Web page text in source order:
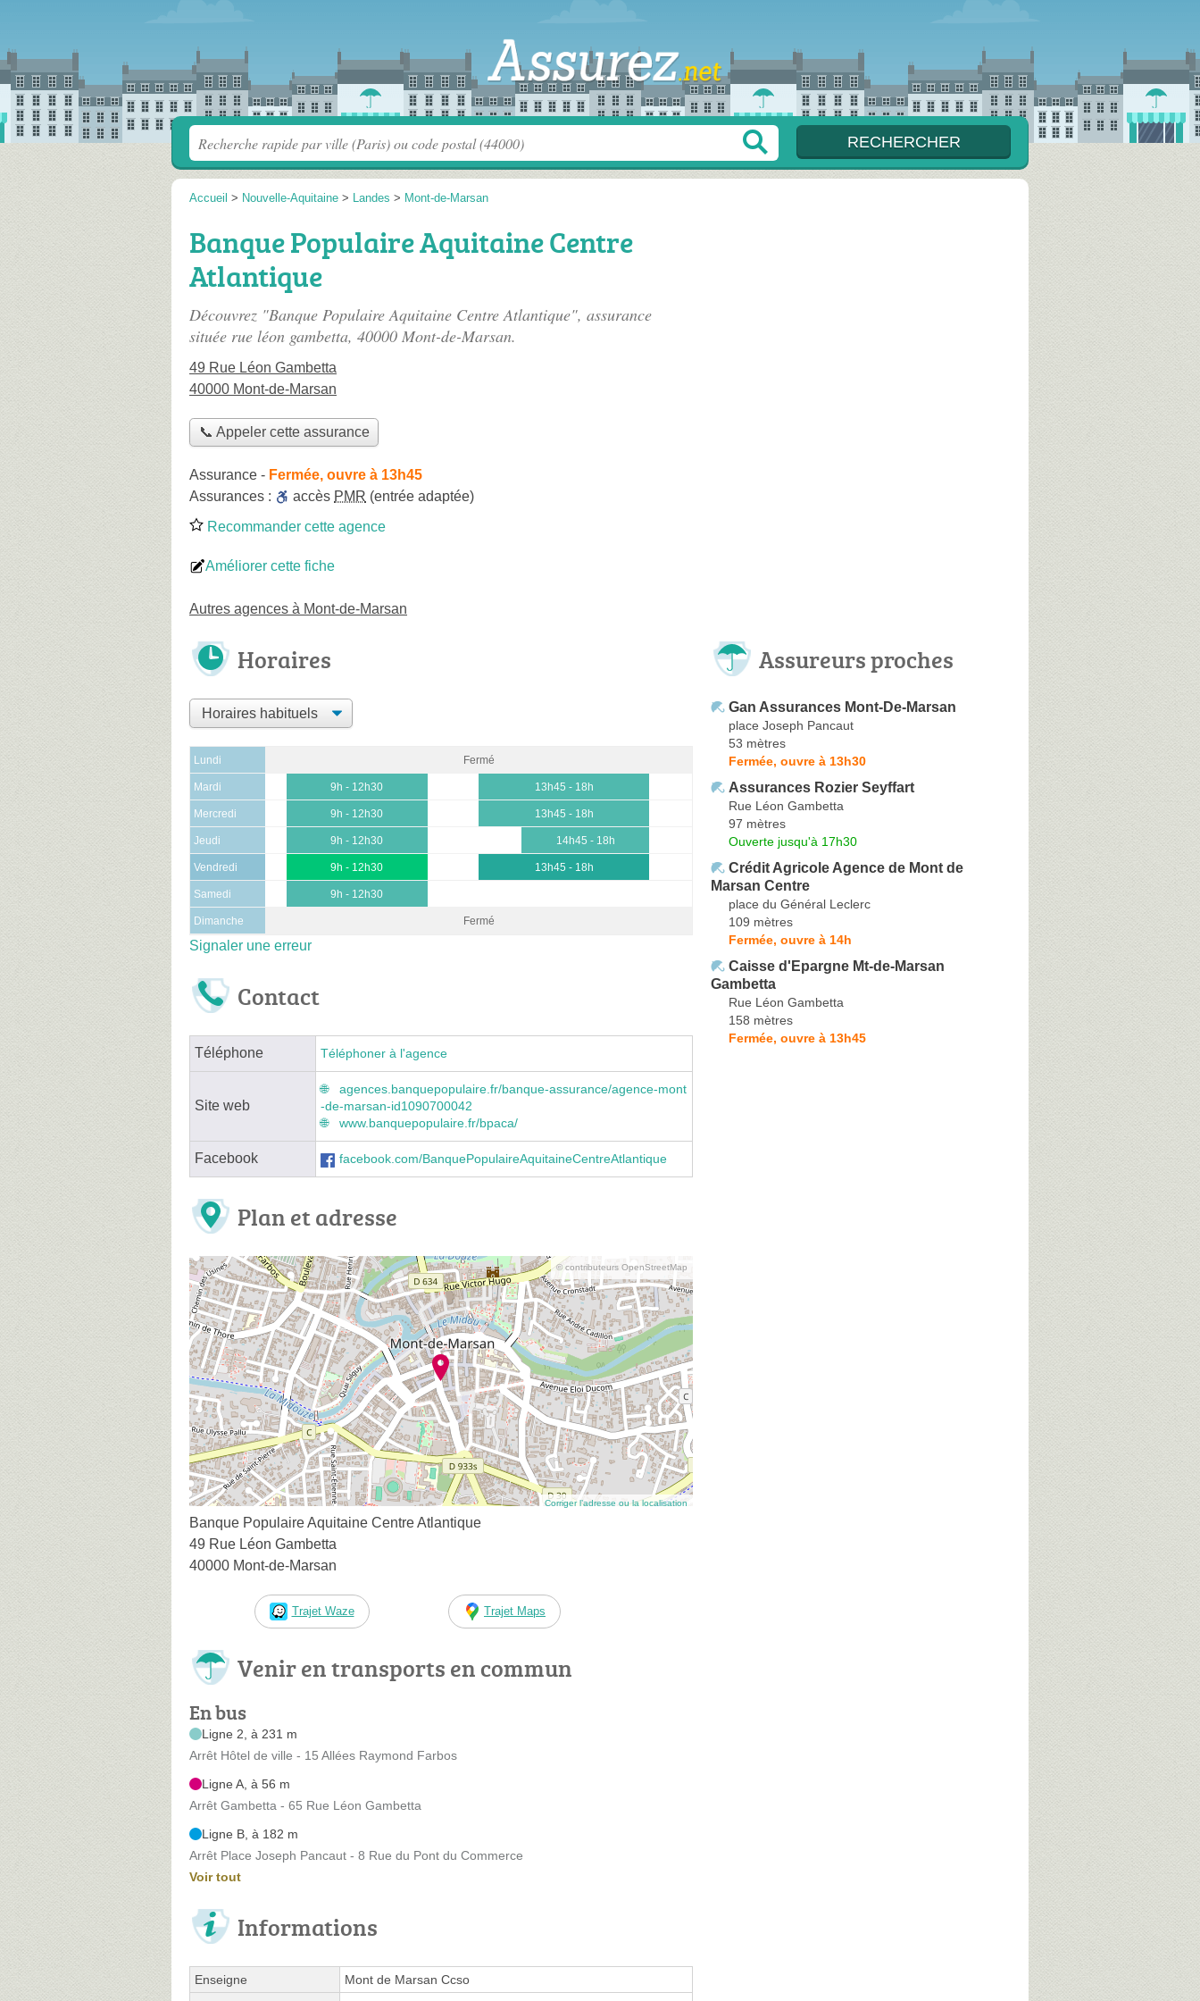
Accueil > Nouvelle-Aquitaine > Landes > Mont-de-Marsan
Banque Populaire Aquitaine Centre
Atlantique
Découvrez "Banque Populaire Aquitaine Centre Atlantique", assurance
située rue léon gambetta, 40000 Mont-de-Marsan.
49 Rue Léon Gambetta
40000 Mont-de-Marsan
📞 Appeler cette assurance
Assurance - Fermée, ouvre à 13h45
Assurances :
accès PMR (entrée adaptée)
Recommander cette agence
Améliorer cette fiche
Autres agences à Mont-de-Marsan
Horaires
Lundi Fermé
Mardi 9h - 12h30 13h45 - 18h
Mercredi 9h - 12h30 13h45 - 18h
Jeudi 9h - 12h30 14h45 - 18h
Vendredi 9h - 12h30 13h45 - 18h
Samedi 9h - 12h30
Dimanche Fermé
Signaler une erreur
Contact
Téléphone Téléphoner à l'agence
Site web
agences.banquepopulaire.fr/banque-assurance/agence-mont
-de-marsan-id1090700042
www.banquepopulaire.fr/bpaca/
Facebook facebook.com/BanquePopulaireAquitaineCentreAtlantique
Plan et adresse
© contributeurs OpenStreetMap
Corriger l’adresse ou la localisation
Banque Populaire Aquitaine Centre Atlantique
49 Rue Léon Gambetta
40000 Mont-de-Marsan
Trajet Waze Trajet Maps
Venir en transports en commun
En bus
Ligne 2, à 231 m
Arrêt Hôtel de ville - 15 Allées Raymond Farbos
Ligne A, à 56 m
Arrêt Gambetta - 65 Rue Léon Gambetta
Ligne B, à 182 m
Arrêt Place Joseph Pancaut - 8 Rue du Pont du Commerce
Voir tout
Informations
Enseigne
Mont de Marsan Ccso
Assureurs proches
Gan Assurances Mont-De-Marsan
place Joseph Pancaut
53 mètres
Fermée, ouvre à 13h30
Assurances Rozier Seyffart
Rue Léon Gambetta
97 mètres
Ouverte jusqu'à 17h30
Crédit Agricole Agence de Mont de
Marsan Centre
place du Général Leclerc
109 mètres
Fermée, ouvre à 14h
Caisse d'Epargne Mt-de-Marsan
Gambetta
Rue Léon Gambetta
158 mètres
Fermée, ouvre à 13h45